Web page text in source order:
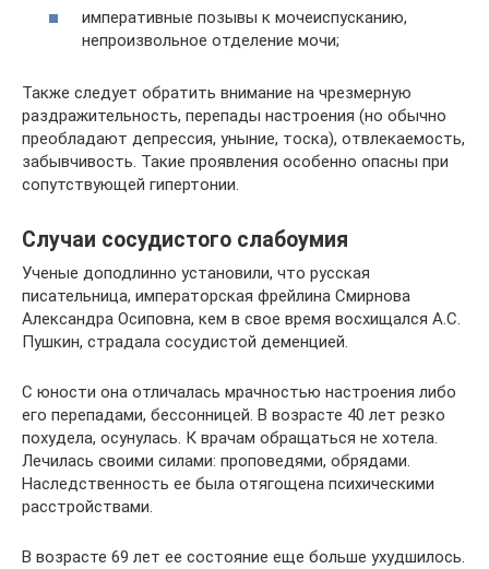
императивные позывы к мочеиспусканию,
непроизвольное отделение мочи;
Также следует обратить внимание на чрезмерную
раздражительность, перепады настроения (но обычно
преобладают депрессия, уныние, тоска), отвлекаемость,
забывчивость. Такие проявления особенно опасны при
сопутствующей гипертонии.
Случаи сосудистого слабоумия
Ученые доподлинно установили, что русская
писательница, императорская фрейлина Смирнова
Александра Осиповна, кем в свое время восхищался А.С.
Пушкин, страдала сосудистой деменцией.
С юности она отличалась мрачностью настроения либо
его перепадами, бессонницей. В возрасте 40 лет резко
похудела, осунулась. К врачам обращаться не хотела.
Лечилась своими силами: проповедями, обрядами.
Наследственность ее была отягощена психическими
расстройствами.
В возрасте 69 лет ее состояние еще больше ухудшилось.